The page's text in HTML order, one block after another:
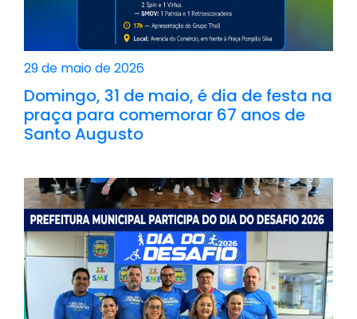
29 de maio de 2026
Domingo, 31 de maio, é dia de festa na
praça para comemorar 67 anos de
Santo Augusto